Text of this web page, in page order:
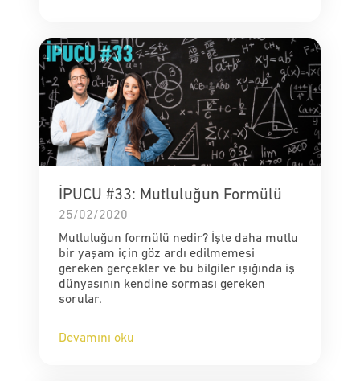
İPUCU #33: Mutluluğun Formülü
25/02/2020
Mutluluğun formülü nedir? İşte daha mutlu
bir yaşam için göz ardı edilmemesi
gereken gerçekler ve bu bilgiler ışığında iş
dünyasının kendine sorması gereken
sorular.
Devamını oku